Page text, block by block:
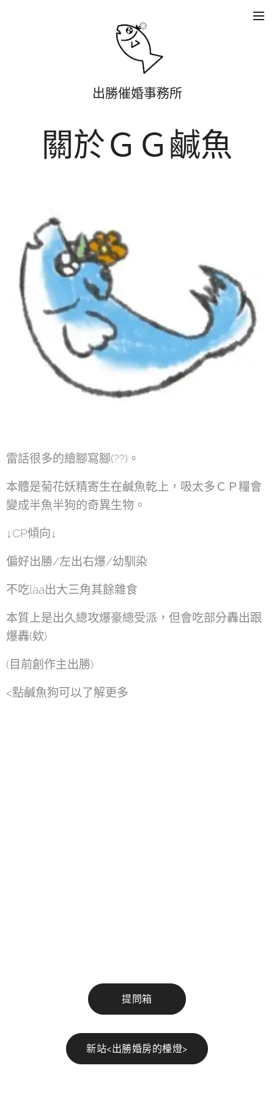
出勝催婚事務所
關於ＧＧ鹹魚
雷話很多的繪腳寫腳(??)。
本體是菊花妖精寄生在鹹魚乾上，吸太多ＣＰ糧會
變成半魚半狗的奇異生物。
↓CP傾向↓
偏好出勝/左出右爆/幼馴染
不吃laa出大三角其餘雜食
本質上是出久總攻爆豪總受派，但會吃部分轟出跟
爆轟(欸)
(目前創作主出勝)
<點鹹魚狗可以了解更多
提問箱
新站<出勝婚房的檯燈>